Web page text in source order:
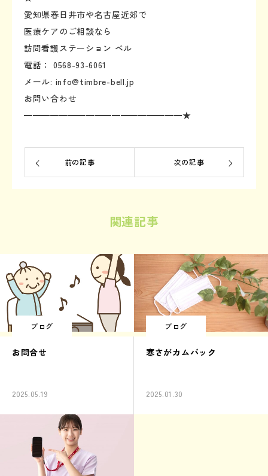
愛知県春日井市や名古屋近郊で
医療ケアのご相談なら
訪問看護ステーション ベル
電話： 0568-93-6061
メール: info@timbre-bell.jp
お問い合わせ
━━━━━━━━━━━━━━━━━━★
前の記事 次の記事
関連記事
ブログ
お問合せ
2025.05.19
ブログ
寒さがカムバック
2025.01.30